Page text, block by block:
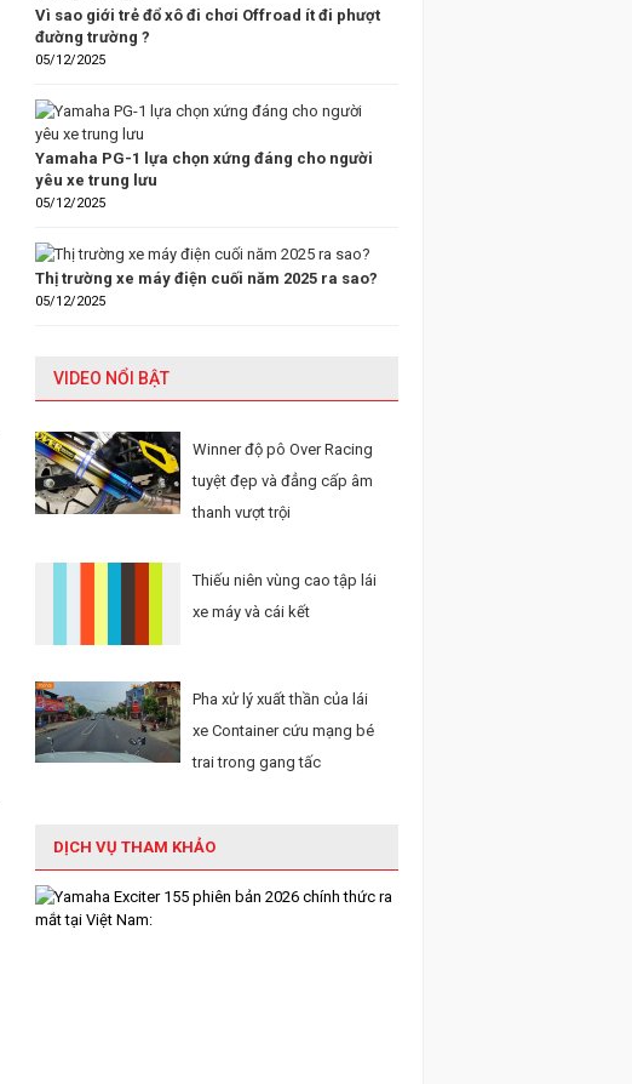
Vì sao giới trẻ đổ xô đi chơi Offroad ít đi phượt
đường trường ?
05/12/2025
Yamaha PG-1 lựa chọn xứng đáng cho người
yêu xe trung lưu
05/12/2025
Thị trường xe máy điện cuối năm 2025 ra sao?
05/12/2025
VIDEO NỔI BẬT
Winner độ pô Over Racing
tuyệt đẹp và đẳng cấp âm
thanh vượt trội
Thiếu niên vùng cao tập lái
xe máy và cái kết
Pha xử lý xuất thần của lái
xe Container cứu mạng bé
trai trong gang tấc
DỊCH VỤ THAM KHẢO